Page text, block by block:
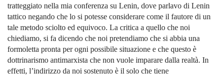
tratteggiato nella mia conferenza su Lenin, dove parlavo di Lenin
tattico negando che lo si potesse considerare come il fautore di un
tale metodo sciolto ed equivoco. La critica a quello che noi
chiediamo, si fa dicendo che noi pretendiamo che si abbia una
formoletta pronta per ogni possibile situazione e che questo è
dottrinarismo antimarxista che non vuole imparare dalla realtà. In
effetti, l’indirizzo da noi sostenuto è il solo che tiene